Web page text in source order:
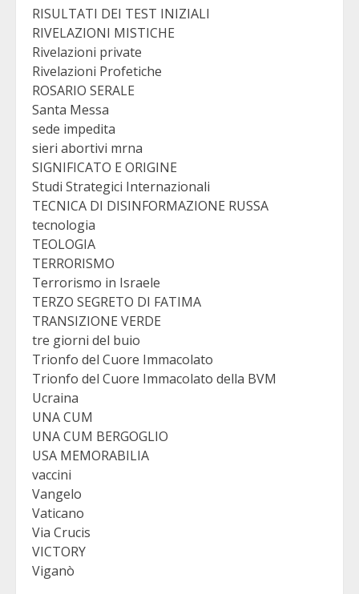
RISULTATI DEI TEST INIZIALI
RIVELAZIONI MISTICHE
Rivelazioni private
Rivelazioni Profetiche
ROSARIO SERALE
Santa Messa
sede impedita
sieri abortivi mrna
SIGNIFICATO E ORIGINE
Studi Strategici Internazionali
TECNICA DI DISINFORMAZIONE RUSSA
tecnologia
TEOLOGIA
TERRORISMO
Terrorismo in Israele
TERZO SEGRETO DI FATIMA
TRANSIZIONE VERDE
tre giorni del buio
Trionfo del Cuore Immacolato
Trionfo del Cuore Immacolato della BVM
Ucraina
UNA CUM
UNA CUM BERGOGLIO
USA MEMORABILIA
vaccini
Vangelo
Vaticano
Via Crucis
VICTORY
Viganò